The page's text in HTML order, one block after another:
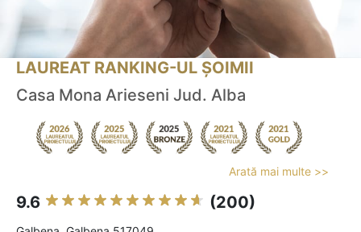
LAUREAT RANKING-UL ȘOIMII
Casa Mona Arieseni Jud. Alba
Arată mai multe >>
9.6 (200)